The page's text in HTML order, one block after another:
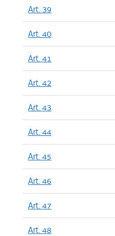
Art. 39
Art. 40
Art. 41
Art. 42
Art. 43
Art. 44
Art. 45
Art. 46
Art. 47
Art. 48